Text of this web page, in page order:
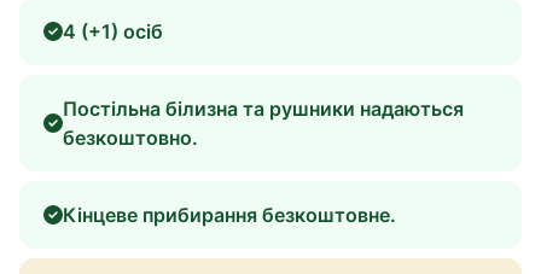
4 (+1) осіб
Постільна білизна та рушники надаються
безкоштовно.
Кінцеве прибирання безкоштовне.